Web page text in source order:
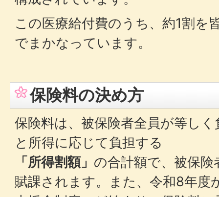
この医療給付費のうち、約1割を
でまかなっています。
保険料の決め方
保険料は、被保険者全員が等し
と所得に応じて負担する
「所得割額」 の合計額で、被保
賦課されます。また、令和8年度